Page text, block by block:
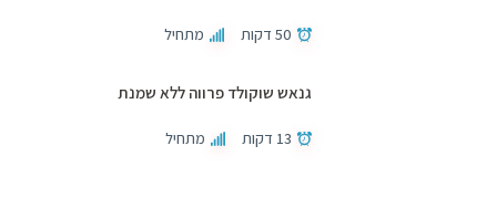
50 דקות מתחיל
גנאש שוקולד פרווה ללא שמנת
13 דקות מתחיל